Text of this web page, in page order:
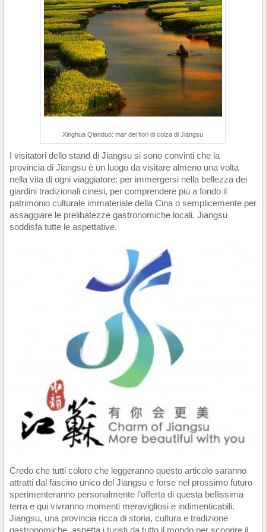
Xinghua Qianduo: mar dei fiori di colza di Jiangsu
I visitatori dello stand di Jiangsu si sono convinti che la
provincia di Jiangsu è un luogo da visitare almeno una volta
nella vita di ogni viaggiatore: per immergersi nella bellezza dei
giardini tradizionali cinesi, per comprendere più a fondo il
patrimonio culturale immateriale della Cina o semplicemente per
assaggiare le prelibatezze gastronomiche locali. Jiangsu
soddisfa tutte le aspettative.
Credo che tutti coloro che leggeranno questo articolo saranno
attratti dal fascino unico del Jiangsu e forse nel prossimo futuro
sperimenteranno personalmente l’offerta di questa bellissima
terra e qui vivranno momenti meravigliosi e indimenticabili.
Jiangsu, una provincia ricca di storia, cultura e tradizione